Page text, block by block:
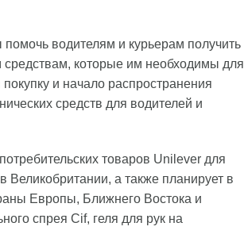
водителям и курьерам получить
которые им необходимы для
и начало распространения
средств для водителей и
товаров Unilever для
Великобритании, а также планирует в
Европы, Ближнего Востока и
спрея Cif, геля для рук на